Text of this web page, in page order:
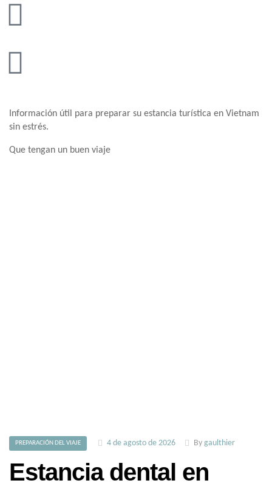
Información útil para preparar su estancia turística en Vietnam
sin estrés.
Que tengan un buen viaje
PREPARACIÓN DEL VIAJE 4 de agosto de 2026 By gaulthier
Estancia dental en